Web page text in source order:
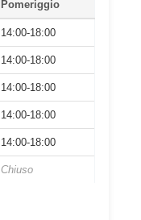
Pomeriggio
14:00-18:00
14:00-18:00
14:00-18:00
14:00-18:00
14:00-18:00
Chiuso